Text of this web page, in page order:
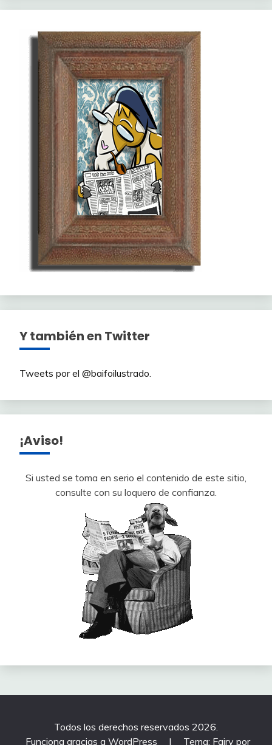
Y también en Twitter
Tweets por el @baifoilustrado.
¡Aviso!
Si usted se toma en serio el contenido de este sitio,
consulte con su loquero de confianza.
Todos los derechos reservados 2026.
Funciona gracias a WordPress
| Tema: Fairy por